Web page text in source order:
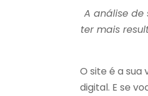
A análise
ter mais
O site é a
digital. E se